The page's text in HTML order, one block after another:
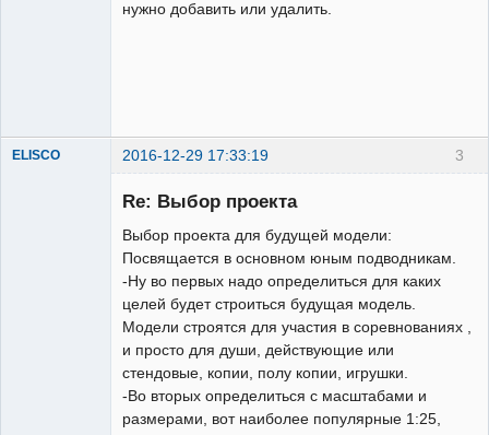
нужно добавить или удалить.
3
ELISCO 2016-12-29 17:33:19
Re: Выбор проекта
Выбор проекта для будущей модели:
Посвящается в основном юным подводникам.
-Ну во первых надо определиться для каких
целей будет строиться будущая модель.
Модели строятся для участия в соревнованиях ,
и просто для души, действующие или
стендовые, копии, полу копии, игрушки.
-Во вторых определиться с масштабами и
размерами, вот наиболее популярные 1:25,